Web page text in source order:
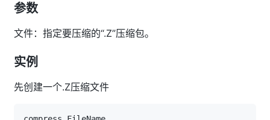
参数
文件：指定要压缩的“.Z”压缩包。
实例
先创建一个.Z压缩文件